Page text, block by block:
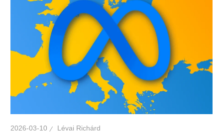
2026-03-10 Lévai Richárd